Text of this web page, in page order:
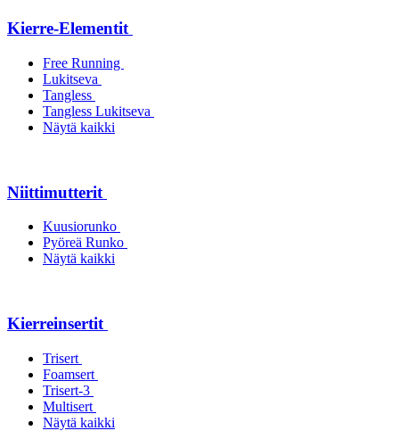
Kierre-Elementit
Free Running
Lukitseva
Tangless
Tangless Lukitseva
Näytä kaikki
Niittimutterit
Kuusiorunko
Pyöreä Runko
Näytä kaikki
Kierreinsertit
Trisert
Foamsert
Trisert-3
Multisert
Näytä kaikki